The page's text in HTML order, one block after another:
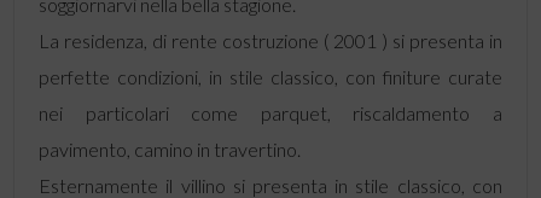
La residenza, di rente costruzione ( 2001 ) si presenta in
perfette condizioni, in stile classico, con finiture curate
nei particolari come parquet, riscaldamento a
pavimento, camino in travertino.
Esternamente il villino si presenta in stile classico, con